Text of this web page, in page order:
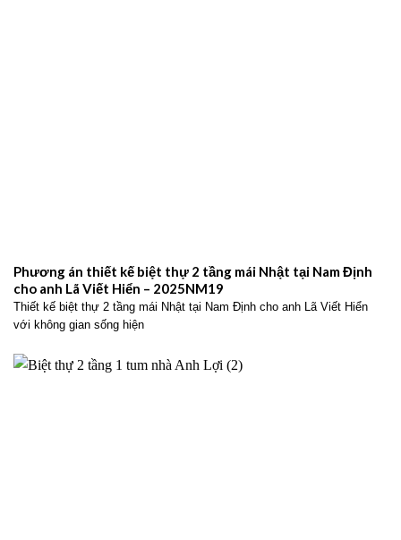
Phương án thiết kế biệt thự 2 tầng mái Nhật tại Nam Định
cho anh Lã Viết Hiển – 2025NM19
Thiết kế biệt thự 2 tầng mái Nhật tại Nam Định cho anh Lã Viết Hiển
với không gian sống hiện